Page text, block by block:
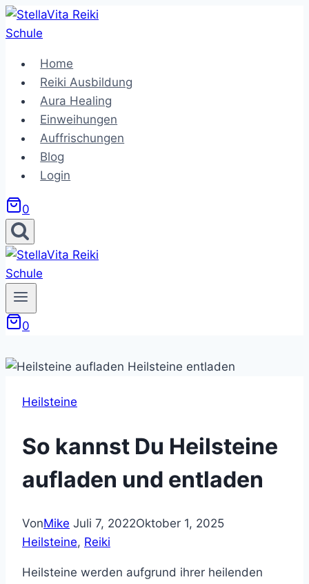
Zum
Inhalt
Home
Reiki Ausbildung
Aura Healing
Einweihungen
Auffrischungen
Blog
Login
0
0
Heilsteine
So kannst Du Heilsteine
aufladen und entladen
VonMike Juli 7, 2022Oktober 1, 2025
Heilsteine, Reiki
Heilsteine werden aufgrund ihrer heilenden